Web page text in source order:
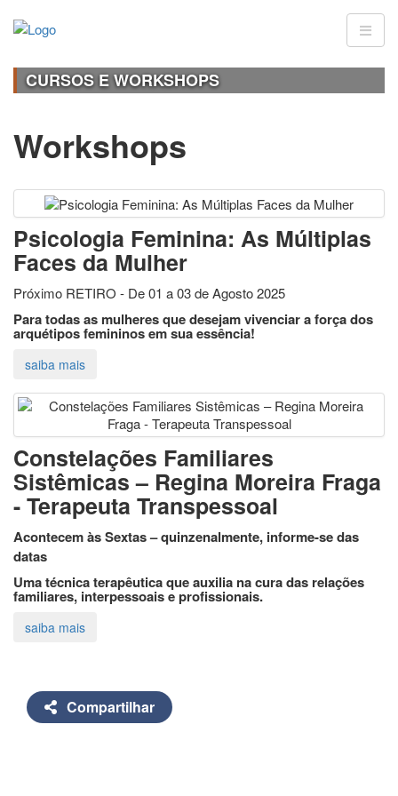
CURSOS E WORKSHOPS
Workshops
Psicologia Feminina: As Múltiplas
Faces da Mulher
Próximo RETIRO - De 01 a 03 de Agosto 2025
Para todas as mulheres que desejam vivenciar a força dos
arquétipos femininos em sua essência!
Constelações Familiares
Sistêmicas – Regina Moreira Fraga
- Terapeuta Transpessoal
Acontecem às Sextas – quinzenalmente, informe-se das
datas
Uma técnica terapêutica que auxilia na cura das relações
familiares, interpessoais e profissionais.
Compartilhar